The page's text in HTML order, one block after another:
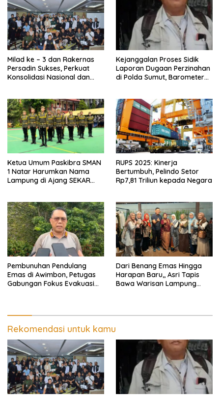
Milad ke – 3 dan Rakernas
Persadin Sukses, Perkuat
Konsolidasi Nasional dan
Kejanggalan Proses Sidik
Laporan Dugaan Perzinahan
di Polda Sumut, Barometer
Ketua Umum Paskibra SMAN
1 Natar Harumkan Nama
Lampung di Ajang SEKAR
RUPS 2025: Kinerja
Bertumbuh, Pelindo Setor
Rp7,81 Triliun kepada Negara
Pembunuhan Pendulang
Emas di Awimbon, Petugas
Gabungan Fokus Evakuasi
Dari Benang Emas Hingga
Harapan Baru,, Asri Tapis
Bawa Warisan Lampung
Rekomendasi untuk kamu